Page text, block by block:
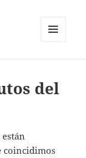
del
coincidimos